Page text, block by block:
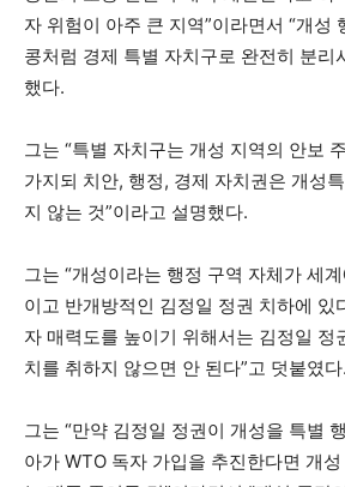
자 위험이 아주 큰 지역”이라면서 “개성
콩처럼 경제 특별 자치구로 완전히 분리
했다.
그는 “특별 자치구는 개성 지역의 안보
가지되 치안, 행정, 경제 자치권은 개성
지 않는 것”이라고 설명했다.
그는 “개성이라는 행정 구역 자체가 세
이고 반개방적인 김정일 정권 치하에 있
자 매력도를 높이기 위해서는 김정일 정
치를 취하지 않으면 안 된다”고 덧붙였다.
그는 “만약 김정일 정권이 개성을 특별
아가 WTO 독자 가입을 추진한다면 개